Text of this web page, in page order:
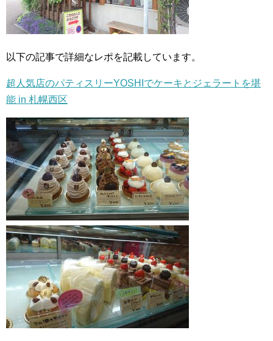
以下の記事で詳細なレポを記載しています。
超人気店のパティスリーYOSHIでケーキとジェラートを堪
能 in 札幌西区